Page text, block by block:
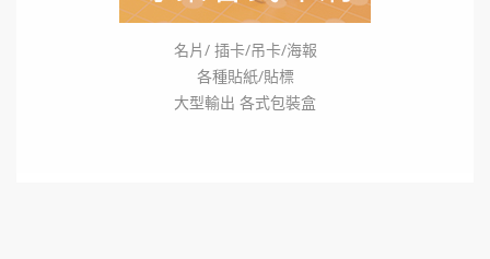
名片/ 插卡/吊卡/海報
各種貼紙/貼標
大型輸出 各式包裝盒